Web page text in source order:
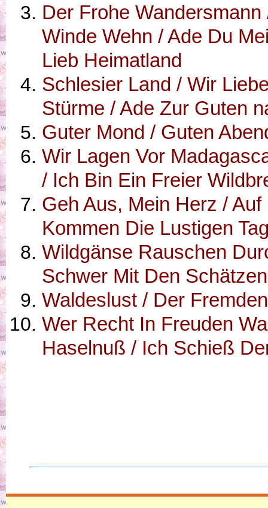
Der Frohe Wandersmann
Winde Wehn / Ade Du
Lieb Heimatland
Schlesier Land / Wir
Stürme / Ade Zur Guten
Guter Mond / Guten
Wir Lagen Vor
/ Ich Bin Ein Freier
Geh Aus, Mein Herz /
Kommen Die Lustigen
Wildgänse Rauschen
Schwer Mit Den
Waldeslust / Der
Wer Recht In Freuden
Haselnuß / Ich Schieß